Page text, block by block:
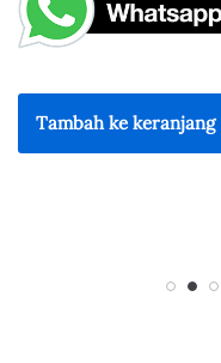
Tambah ke keranjang